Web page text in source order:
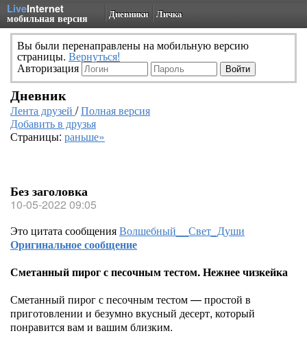
LiveInternet
мобильная версия Дневники Личка
Вы были перенаправлены на мобильную версию
страницы. Вернуться!
Авторизация
Дневник
Лента друзей /Полная версия
Добавить в друзья
Страницы: раньше»
Без заголовка
10-05-2022 09:05
Это цитата сообщенияВолшебный__Свет_Души
Оригинальное сообщение
Сметанный пирог с песочным тестом. Нежнее чизкейка
Сметанный пирог с песочным тестом — простой в
приготовлении и безумно вкусный десерт, который
понравится вам и вашим близким.